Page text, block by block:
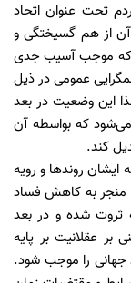
تحت عنوان اتحاد
از هم گسیختگی و
ایجاد شده در حوادث دی ماه 1404 را که موجب آسیب جدی
عمومی در ذیل
این وضعیت در بعد
که بواسطه آن
کند.
ایشان روندها و رویه
منجر به کاهش فساد
ثروت شده و در بعد
عقلانیت بر پایه
جهانی را موجب شود.